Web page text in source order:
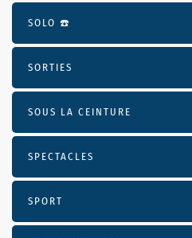
SOLO ☎️
SORTIES
SOUS LA CEINTURE
SPECTACLES
SPORT